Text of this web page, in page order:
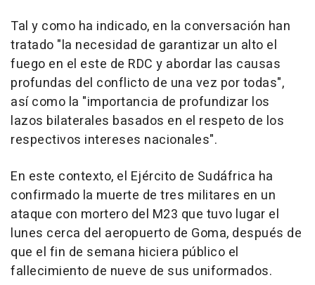
Tal y como ha indicado, en la conversación han
tratado "la necesidad de garantizar un alto el
fuego en el este de RDC y abordar las causas
profundas del conflicto de una vez por todas",
así como la "importancia de profundizar los
lazos bilaterales basados en el respeto de los
respectivos intereses nacionales".
En este contexto, el Ejército de Sudáfrica ha
confirmado la muerte de tres militares en un
ataque con mortero del M23 que tuvo lugar el
lunes cerca del aeropuerto de Goma, después de
que el fin de semana hiciera público el
fallecimiento de nueve de sus uniformados.